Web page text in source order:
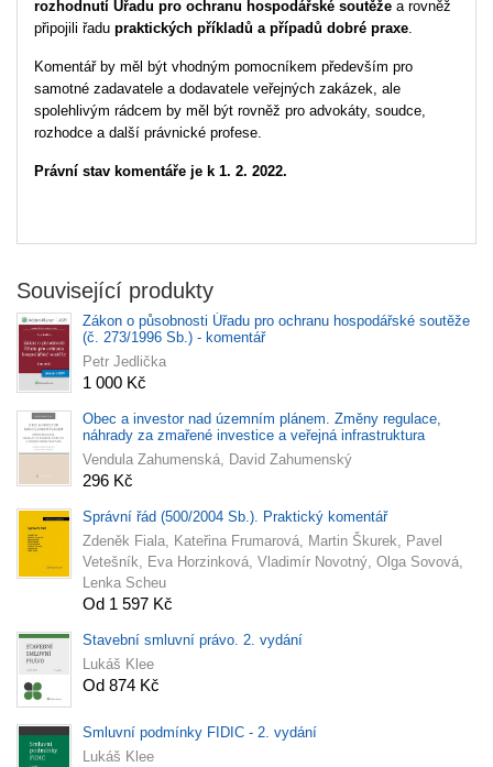
rozhodnutí Úřadu pro ochranu hospodářské soutěže a rovněž
připojili řadu praktických příkladů a případů dobré praxe
Komentář by měl být vhodným pomocníkem především pro
samotné zadavatele a dodavatele veřejných zakázek, ale
spolehlivým rádcem by měl být rovněž pro advokáty, soudce,
rozhodce a další právnické profese.
Právní stav komentáře je k 1. 2. 2022.
Související produkty
Zákon o působnosti Úřadu pro ochranu hospodářské soutěže
(č. 273/1996 Sb.) - komentář
Petr Jedlička
1 000 Kč
Obec a investor nad územním plánem. Změny regulace,
náhrady za zmařené investice a veřejná infrastruktura
Vendula Zahumenská, David Zahumenský
296 Kč
Správní řád (500/2004 Sb.). Praktický komentář
Zdeněk Fiala, Kateřina Frumarová, Martin Škurek, Pavel
Vetešník, Eva Horzinková, Vladimír Novotný, Olga Sovová,
Lenka Scheu
Od 1 597 Kč
Stavební smluvní právo. 2. vydání
Lukáš Klee
Od 874 Kč
Smluvní podmínky FIDIC - 2. vydání
Lukáš Klee